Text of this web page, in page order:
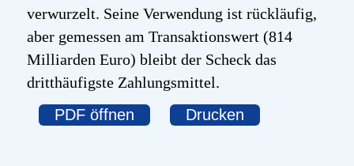
verwurzelt. Seine Verwendung ist rückläufig,
aber gemessen am Transaktionswert (814
Milliarden Euro) bleibt der Scheck das
dritthäufigste Zahlungsmittel.
PDF öffnen
Drucken